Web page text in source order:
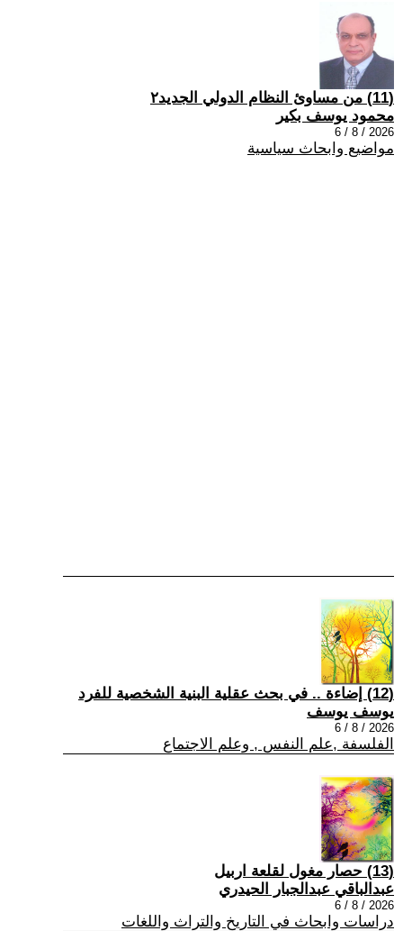
(11) من مساوئ النظام الدولي الجديد٢
محمود يوسف بكير
2026 / 8 / 6
مواضيع وابحاث سياسية
(12) إضاءة .. في بحث عقلية البنية الشخصية للفرد
يوسف يوسف
2026 / 8 / 6
الفلسفة ,علم النفس , وعلم الاجتماع
(13) حصار مغول لقلعة اربيل
عبدالباقي عبدالجبار الحيدري
2026 / 8 / 6
دراسات وابحاث في التاريخ والتراث واللغات